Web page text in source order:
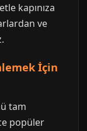
kapınıza
ve
İçin
tam
popüler